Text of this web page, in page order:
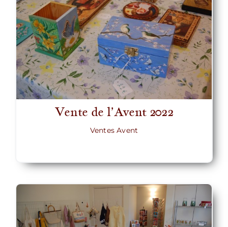
Vente de l’Avent 2022
Ventes Avent